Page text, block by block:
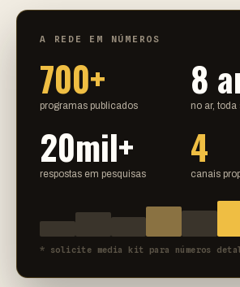
A REDE EM NÚMEROS
700+
programas publicados
8
no ar,
20mil+
respostas em pesquisas
4
canais
* solicite media kit para números